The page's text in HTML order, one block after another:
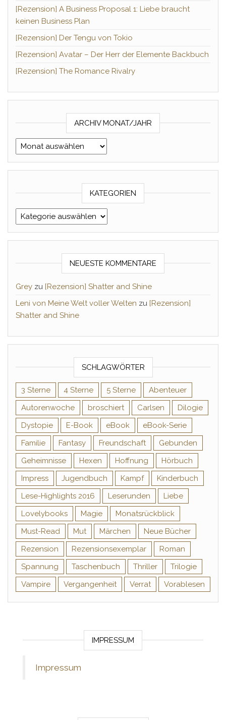
[Rezension] A Business Proposal 1: Liebe braucht
keinen Business Plan
[Rezension] Der Tengu von Tokio
[Rezension] Avatar – Der Herr der Elemente Backbuch
[Rezension] The Romance Rivalry
ARCHIV MONAT/JAHR
Archiv Monat/Jahr
KATEGORIEN
Kategorien
NEUESTE KOMMENTARE
Grey zu [Rezension] Shatter and Shine
Leni von Meine Welt voller Welten zu [Rezension]
Shatter and Shine
SCHLAGWÖRTER
3 Sterne 4 Sterne 5 Sterne
Abenteuer
Autorenwoche
broschiert Carlsen
Dilogie
Dystopie
E-Book eBook
eBook-Serie
Familie
Fantasy Freundschaft
Gebunden
Geheimnisse
Hexen Hoffnung
Hörbuch
Impress
Jugendbuch Kampf
Kinderbuch
Lese-Highlights 2016
Leserunden
Liebe
Lovelybooks
Magie
Monatsrückblick
Must-Read
Mut Märchen
Neue Bücher
Rezension
Rezensionsexemplar
Roman
Spannung
Taschenbuch Thriller
Trilogie
Vampire
Vergangenheit Verrat Vorablesen
IMPRESSUM
Impressum